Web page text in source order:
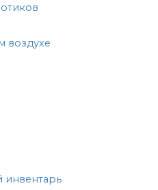
воздухе
инвентарь